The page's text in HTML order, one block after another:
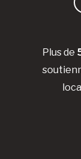
Plus de